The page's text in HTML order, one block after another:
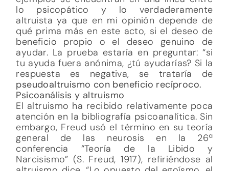
lo psicopático y lo verdaderamente
altruista ya que en mi opinión depende de
qué prima más en este acto, si el deseo de
beneficio propio o el deseo genuino de
ayudar. La prueba estaría en preguntar: “si
tu ayuda fuera anónima, ¿tú ayudarías? Si la
respuesta es negativa, se trataría de
pseudoaltruismo con beneficio recíproco.
Psicoanálisis y altruismo
El altruismo ha recibido relativamente poca
atención en la bibliografía psicoanalítica. Sin
embargo, Freud usó el término en su teoría
general de las neurosis en la 26ª
conferencia “Teoría de la Libido y
Narcisismo” (S. Freud, 1917), refiriéndose al